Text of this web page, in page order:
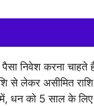
निवेश करना चाहते
लेकर असीमित
धन को 5 साल के लिए